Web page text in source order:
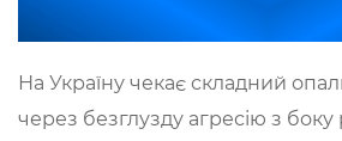
На Україну чекає складний
через безглузду агресію з боку